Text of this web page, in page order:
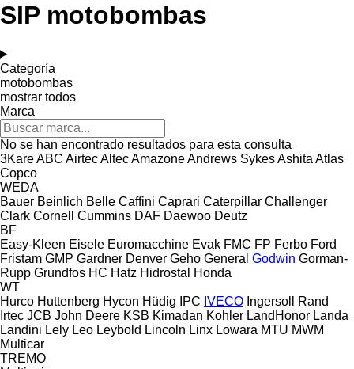
SIP motobombas
Categoría
motobombas
mostrar todos
Marca
No se han encontrado resultados para esta consulta
3KareABC AirtecAltecAmazoneAndrews SykesAshita Atlas
Copco
WEDA
Bauer Beinlich Belle Caffini Caprari Caterpillar Challenger
Clark Cornell Cummins DAF Daewoo Deutz
BF
Easy-Kleen Eisele Euromacchine Evak FMC FP Ferbo Ford
Fristam GMP Gardner Denver Geho General Godwin Gorman-
Rupp Grundfos HC Hatz Hidrostal
Honda
WT
Hurco Huttenberg Hycon Hüdig IPC IVECO Ingersoll Rand
Irtec JCB John Deere KSB Kimadan Kohler LandHonor Landa
Landini Lely Leo Leybold Lincoln Linx Lowara MTU MWM
Multicar
TREMO